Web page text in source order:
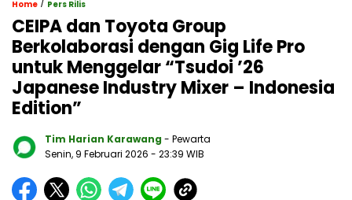
Home / Pers Rilis
CEIPA dan Toyota Group
Berkolaborasi dengan Gig Life Pro
untuk Menggelar “Tsudoi ’26
Japanese Industry Mixer – Indonesia
Edition”
Tim Harian Karawang - Pewarta
Senin, 9 Februari 2026 - 23:39 WIB